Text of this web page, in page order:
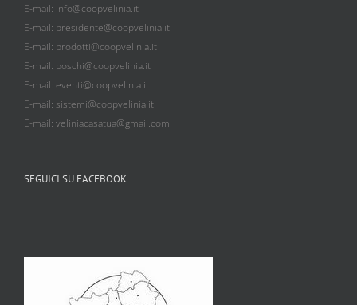
E-mail: info@coopvelinia.it
E-mail: presidente@coopvelinia.it
E-mail: prodotti@coopvelinia.it
E-mail: boschi@coopvelinia.it
E-mail: eventi@coopvelinia.it
E-mail: sistemi@coopvelinia.it
E-mail: veliniacasatua@gmail.com
SEGUICI SU FACEBOOK